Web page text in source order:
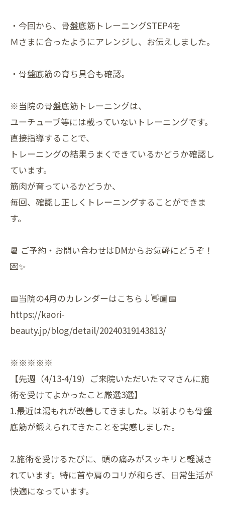
・今回から、骨盤底筋トレーニングSTEP4を
Ｍさまに合ったようにアレンジし、お伝えしました。
・骨盤底筋の育ち具合も確認。
※当院の骨盤底筋トレーニングは、
ユーチューブ等には載っていないトレーニングです。
直接指導することで、
トレーニングの結果うまくできているかどうか確認し
ています。
筋肉が育っているかどうか、
毎回、確認し正しくトレーニングすることができま
す。
📆 ご予約・お問い合わせはDMからお気軽にどうぞ！
💌✨
📅当院の4月のカレンダーはこちら↓👋🏿📅
https://kaori-
beauty.jp/blog/detail/20240319143813/
※※※※※
【先週（4/13-4/19）ご来院いただいたママさんに施
術を受けてよかったこと厳選3選】
1.最近は湯もれが改善してきました。以前よりも骨盤
底筋が鍛えられてきたことを実感しました。
2.施術を受けるたびに、頭の痛みがスッキリと軽減さ
れています。特に首や肩のコリが和らぎ、日常生活が
快適になっています。